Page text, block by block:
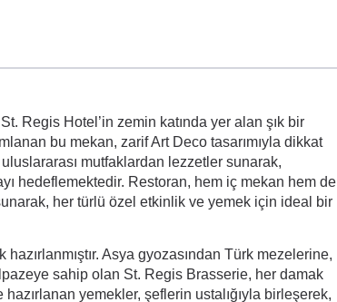
Regis Hotel’in zemin katında yer alan şık bir
bu mekan, zarif Art Deco tasarımıyla dikkat
mutfaklardan lezzetler sunarak,
hedeflemektedir. Restoran, hem iç mekan hem de
her türlü özel etkinlik ve yemek için ideal bir
Asya gyozasından Türk mezelerine,
sahip olan St. Regis Brasserie, her damak
yemekler, şeflerin ustalığıyla birleşerek,